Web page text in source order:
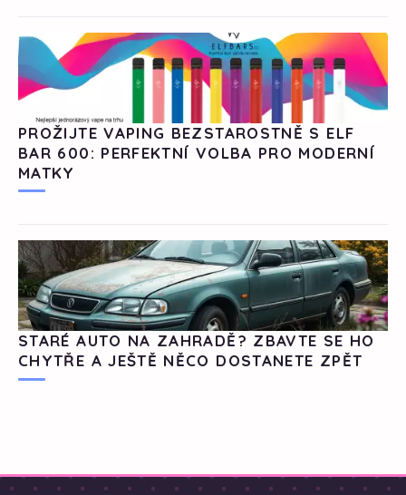
PROŽIJTE VAPING BEZSTAROSTNĚ S ELF
BAR 600: PERFEKTNÍ VOLBA PRO MODERNÍ
MATKY
STARÉ AUTO NA ZAHRADĚ? ZBAVTE SE HO
CHYTŘE A JEŠTĚ NĚCO DOSTANETE ZPĚT